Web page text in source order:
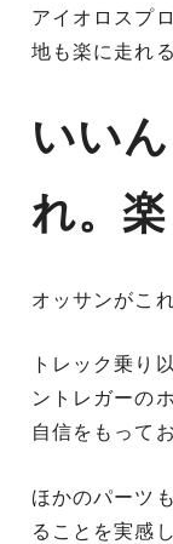
アイオロスプ
地も楽に走れ
いい
れ。
オッサンがこ
トレック乗り
ントレガーの
自信をもって
ほかのパーツ
ることを実感